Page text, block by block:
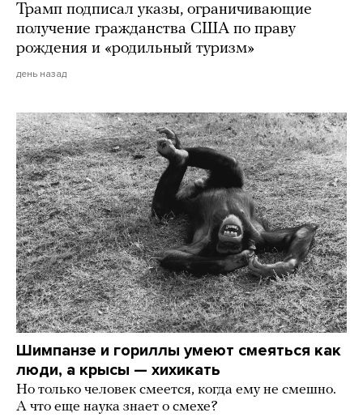
Трамп подписал указы, ограничивающие
получение гражданства США по праву
рождения и «родильный туризм»
день назад
Шимпанзе и гориллы умеют смеяться как
люди, а крысы — хихикать
Но только человек смеется, когда ему не смешно.
А что еще наука знает о смехе?